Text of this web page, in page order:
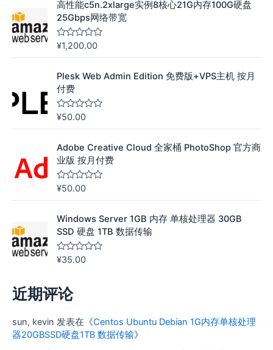
s
o
;
5
高性能c5n.2xlarge实例8核心21G内存100G硬盘
25Gbps网络带宽
评
s
o
l
;
5
¥1,200.00
Plesk Web Admin Edition 免费版+VPS主机 按月
付费
评
s
o
;
5
¥50.00
Adobe Creative Cloud 全家桶 PhotoShop 官方商
业版 按月付费
评
s
o
;
5
¥50.00
Windows Server 1GB 内存 单核处理器 30GB
SSD 硬盘 1TB 数据传输
评
s
o
;
5
¥35.00
近期评论
sun, kevin 发表在《Centos Ubuntu Debian 1G内存单核处理
器20GBSSD硬盘1TB 数据传输》